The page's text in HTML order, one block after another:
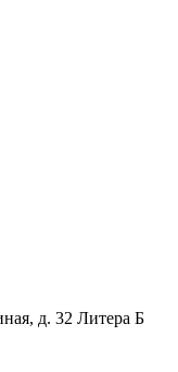
д. 32 Литера Б